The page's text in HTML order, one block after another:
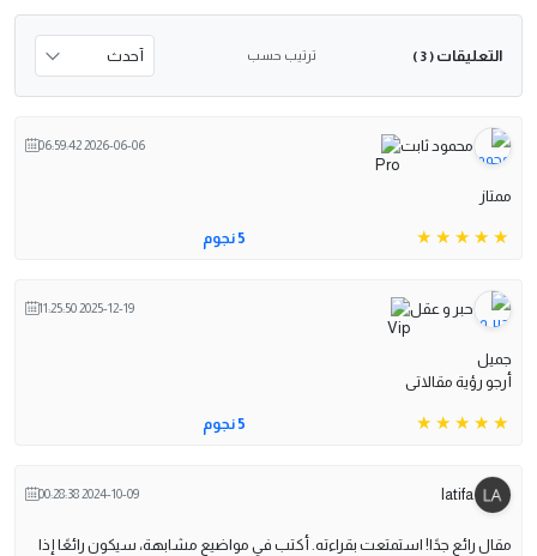
التعليقات ( 3 ) ترتيب حسب
محمود ثابت 2026-06-06 06:59:42
ممتاز
5 نجوم
حبر و عقل 2025-12-19 11:25:50
جميل
أرجو رؤية مقالاتى
5 نجوم
latifa
2024-10-09 00:28:38
مقال رائع جدًا! استمتعت بقراءته. أكتب في مواضيع مشابهة، سيكون رائعًا إذا